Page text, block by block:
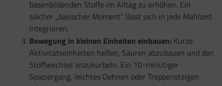
basenbildenden Stoffe im Alltag zu erhöhen. Ein
solcher „basischer Moment“ lässt sich in jede Mahlzeit
integrieren.
Bewegung in kleinen Einheiten einbauen: Kurze
Aktivitätseinheiten helfen, Säuren abzubauen und den
Stoffwechsel anzukurbeln. Ein 10-minütiger
Spaziergang, leichtes Dehnen oder Treppensteigen